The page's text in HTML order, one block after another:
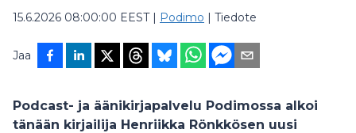
15.6.2026 08:00:00 EEST| Podimo | Tiedote
Jaa
Podcast- ja äänikirjapalvelu Podimossa alkoi
tänään kirjailija Henriikka Rönkkösen uusi